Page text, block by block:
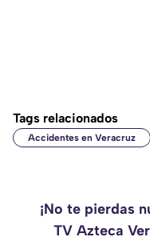
Tags relacionados
Accidentes en Veracruz
¡No te pierdas
TV Azteca